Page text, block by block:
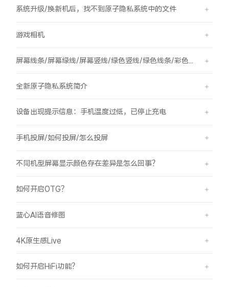
系统升级/换新机后，找不到原子隐私系统中的文件
游戏相机
全新原子隐私系统简介
设备出现提示信息：手机温度过低，已停止充电
手机投屏/如何投屏/怎么投屏
不同机型屏幕显示颜色存在差异是怎么回事？
如何开启OTG？
蓝心AI语音修图
4K原生感Live
如何开启HiFi功能？